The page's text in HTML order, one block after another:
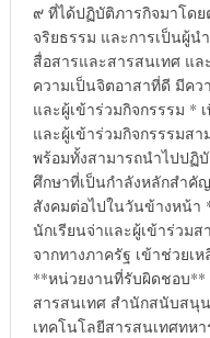
๙ ที่ได้ปฏิบัติภารกิจมาโด
จริยธรรม และการเป็นผู้น
สื่อสารและสารสนเทศ แล
ความเป็นจิตอาสาที่ดี มีค
และผู้เข้าร่วมกิจกรรรม *
และผู้เข้าร่วมกิจกรรรมส
พร้อมทั้งสามารถนำไปปฏิ
ศึกษาที่เป็นกำลังหลักสำคั
สังคมต่อไปในวันข้างหน้า
นักเรียนจ่าและผู้เข้าร่วม
จากทางภาครัฐ เข้าช่วยเ
**หน่วยงานที่รับผิดชอบ**
สารสนเทศ สำนักสนับสนุ
เทคโนโลยีสารสนเทศทหา